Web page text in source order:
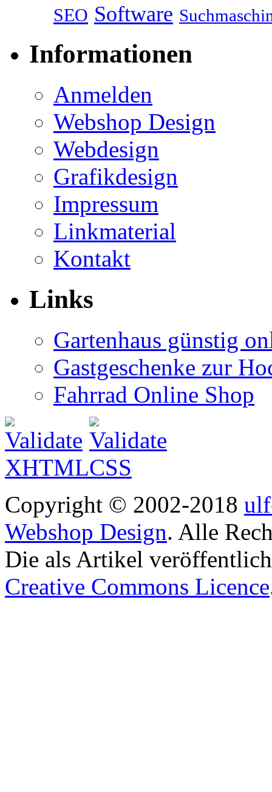
SEO Software
Informationen
Anmelden
Webshop Design
Webdesign
Grafikdesign
Impressum
Linkmaterial
Kontakt
Links
Gartenhaus günstig
Gastgeschenke zur
Fahrrad Online Shop
Copyright © 2002-2018
Webshop Design. Alle
Die als Artikel
Creative Commons Licence